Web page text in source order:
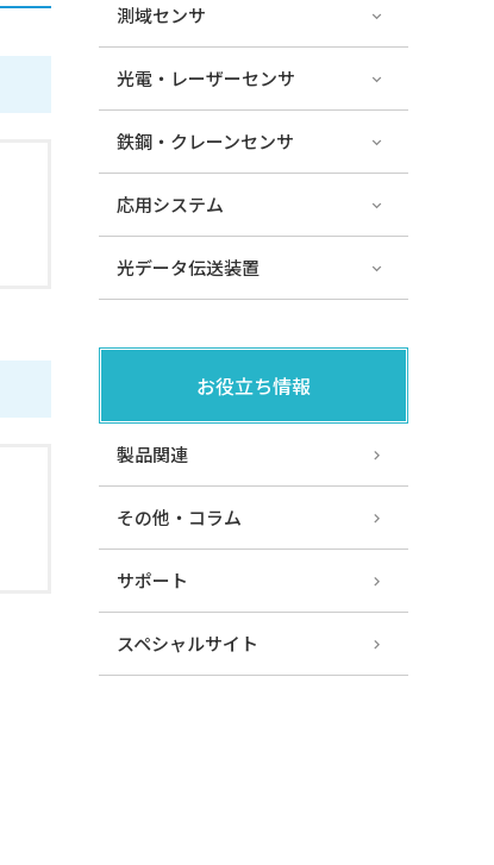
測域センサ
光電・レーザーセンサ
鉄鋼・クレーンセンサ
応用システム
光データ伝送装置
お役立ち情報
製品関連
その他・コラム
サポート
スペシャルサイト